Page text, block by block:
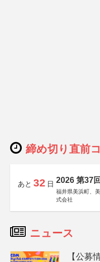
締め切り直前
あと 32 日 2026 第37
福井県美浜町、
式会社
ニュース
【公募